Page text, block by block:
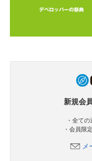
新規会
・全て
・会員限